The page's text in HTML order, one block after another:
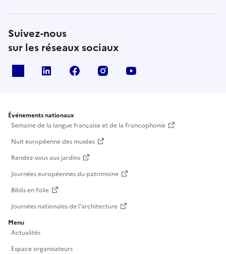
Suivez-nous
sur les réseaux sociaux
Linkedin Facebook Instagram
Événements nationaux
Semaine de la langue française et de la Francophonie
Nuit européenne des musées
Rendez-vous aux jardins
Journées européennes du patrimoine
Biblis en folie
Journées nationales de l'architecture
Menu
Actualités
Espace organisateurs